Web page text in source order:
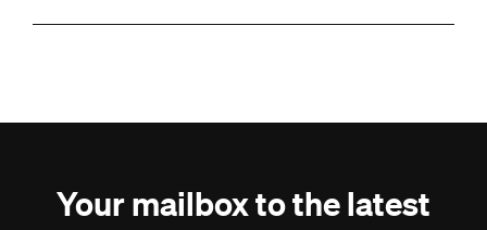
Your mailbox to the latest